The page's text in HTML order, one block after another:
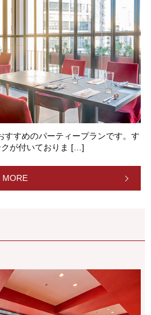
すすめのパーティープランです。す
が付いておりま […]
MORE